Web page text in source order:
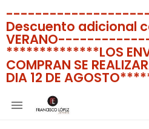
Descuento adicional
**************LOS
COMPRAN SE
DIA 12 DE
